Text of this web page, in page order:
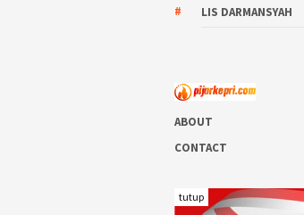
LIS DARMANSYAH
ABOUT
CONTACT
tutup